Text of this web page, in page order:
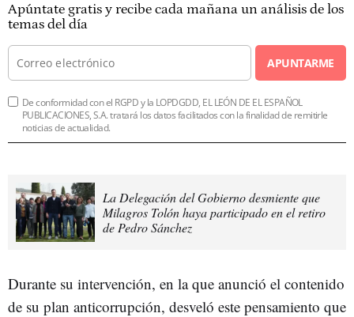
Apúntate gratis y recibe cada mañana un análisis de los
temas del día
APUNTARME
De conformidad con el RGPD y la LOPDGDD, EL LEÓN DE EL ESPAÑOL
PUBLICACIONES, S.A. tratará los datos facilitados con la finalidad de remitirle
noticias de actualidad.
La Delegación del Gobierno desmiente que
Milagros Tolón haya participado en el retiro
de Pedro Sánchez
Durante su intervención, en la que anunció el contenido
de su plan anticorrupción, desveló este pensamiento que